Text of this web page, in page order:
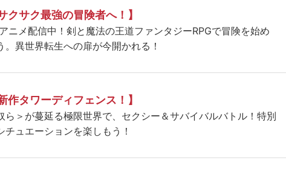
サクサク最強の冒険者へ！】
ニメ配信中！剣と魔法の王道ファンタジーRPGで冒険を始め
。異世界転生への扉が今開かれる！
新作タワーディフェンス！】
ら＞が蔓延る極限世界で、セクシー＆サバイバルバトル！特別
チュエーションを楽しもう！